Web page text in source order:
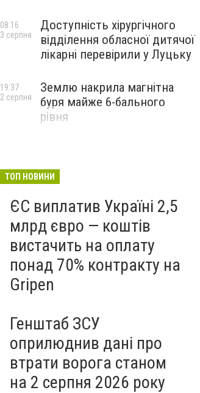
Доступність хірургічного
відділення обласної дитячої
лікарні перевірили у Луцьку
08:16
3 серпня
Землю накрила магнітна
буря майже 6-бального
рівня
19:37
2 серпня
ТОП НОВИНИ
ЄС виплатив Україні 2,5
млрд євро — коштів
вистачить на оплату
понад 70% контракту на
Gripen
Генштаб ЗСУ
оприлюднив дані про
втрати ворога станом
на 2 серпня 2026 року